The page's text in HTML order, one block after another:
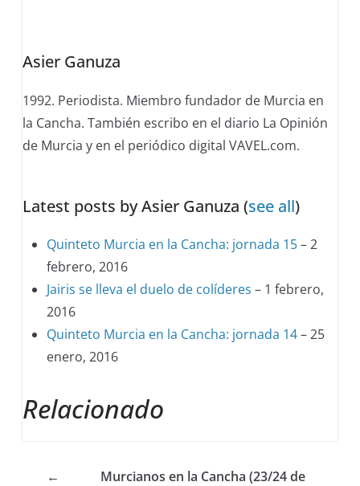
content
Asier Ganuza
1992. Periodista. Miembro fundador de Murcia en
la Cancha. También escribo en el diario La Opinión
de Murcia y en el periódico digital VAVEL.com.
Latest posts by Asier Ganuza(see all)
Quinteto Murcia en la Cancha: jornada 15– 2
febrero, 2016
Jairis se lleva el duelo de colíderes – 1 febrero,
2016
Quinteto Murcia en la Cancha: jornada 14– 25
enero, 2016
Relacionado
←
Murcianos en la Cancha (23/24 de